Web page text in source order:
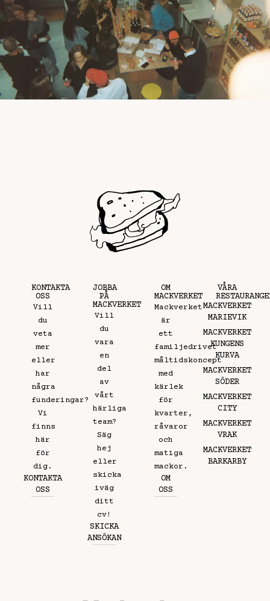
KONTAKTA
OSS
Vill
du
veta
mer
eller
har
några
funderingar?
Vi
finns
här
för
dig.
KONTAKTA
OSS
JOBBA
PÅ
MACKVERKET
Vill
du
vara
en
del
av
vårt
härliga
team?
Säg
hej
eller
skicka
iväg
ditt
cv!
SKICKA
ANSÖKAN
OM
MACKVERKET
Mackverket
är
ett
familjedrivet
måltidskoncept
med
kärlek
för
kvarter,
råvaror
och
matiga
mackor.
OM
OSS
VÅRA
MACKVERKET
MARIEVIK
MACKVERKET
KUNGENS
KURVA
MACKVERKET
SÖDER
MACKVERKET
CITY
MACKVERKET
VRAK
MACKVERKET
BARKARBY